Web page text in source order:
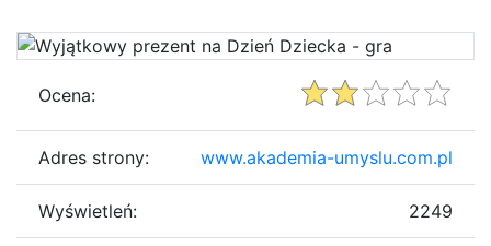
Ocena:
Adres strony: www.akademia-umyslu.com.pl
Wyświetleń: 2249